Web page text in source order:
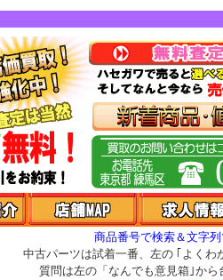
商品番号で検索＆文字
中古パーツは試着一番、左の ｢よくわ
質問は左の 「なんでも意見箱｣ から